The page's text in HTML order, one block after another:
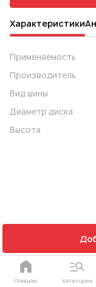
Характеристики
Применяемость
Производитель
Вид шины
Диаметр диска
Высота
Главная Категории